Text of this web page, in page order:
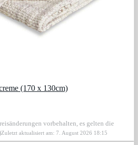
(170 x 130cm)
vorbehalten, es gelten die
Zuletzt aktualisiert am: 7. August 2026 18:15